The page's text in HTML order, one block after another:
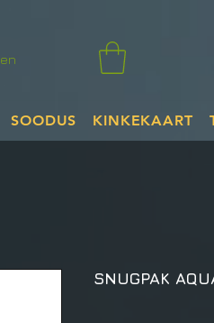
SOODUS KINKEKAART
SNUGPAK